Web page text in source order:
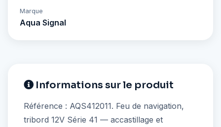
Marque
Aqua Signal
Informations sur le produit
Référence : AQS412011. Feu de navigation,
tribord 12V Série 41 — accastillage et